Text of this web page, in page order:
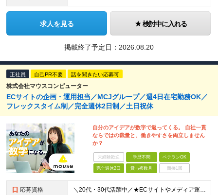
求人を見る 検討中に入れる
掲載終了予定日： 2026.08.20
正社員 自己PR不要 話を聞きたい応募可
株式会社マウスコンピューター
ECサイトの企画・運用担当／MCJグループ／週4日在宅勤務OK／
フレックスタイム制／完全週休2日制／土日祝休
自分のアイデアが数字で返ってくる。 自社一貫
ならではの裁量と、働きやすさを両立しません
か？
未経験歓迎 学歴不問 ベテランOK
完全週休2日 賞与複数月 面接1回
応募資格 ＼20代・30代活躍中／★ECサイトやメディア運用の経験を活かせる★柔軟な働き方を実現したい方歓迎 【必須条件】 ◎HTML／CSSの基本知識 ◎Webサイトの更新経験 ◎オウンドメディア記事の運用